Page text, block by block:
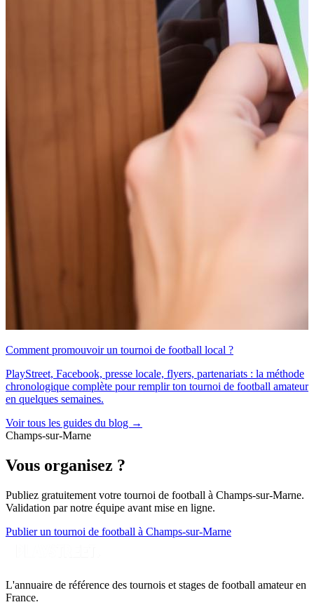
Comment promouvoir un tournoi de football local ?
PlayStreet, Facebook, presse locale, flyers, partenariats : la méthode
chronologique complète pour remplir ton tournoi de football amateur
en quelques semaines.
Voir tous les guides du blog →
Champs-sur-Marne
Vous organisez ?
Publiez gratuitement votre tournoi de football à Champs-sur-Marne.
Validation par notre équipe avant mise en ligne.
Publier un tournoi de football à Champs-sur-Marne
L'annuaire de référence des tournois et stages de football amateur en
France.